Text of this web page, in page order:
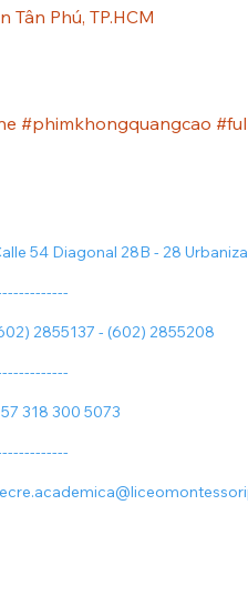
Phú, TP.HCM
#phimkhongquangcao
54 Diagonal 28B - 28
2855137 - (602) 2855208
318 300 5073